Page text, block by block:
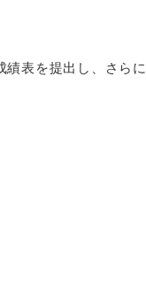
表を提出し、さらに